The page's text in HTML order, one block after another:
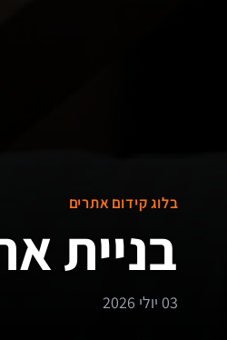
בלוג קידום אתרים
בניית
03 יולי 2026